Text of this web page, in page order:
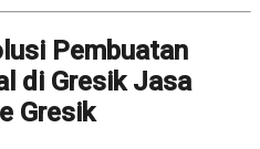
Pembuatan
di Gresik Jasa
Gresik